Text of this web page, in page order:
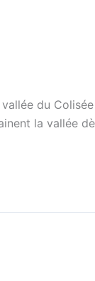
vallée du
la